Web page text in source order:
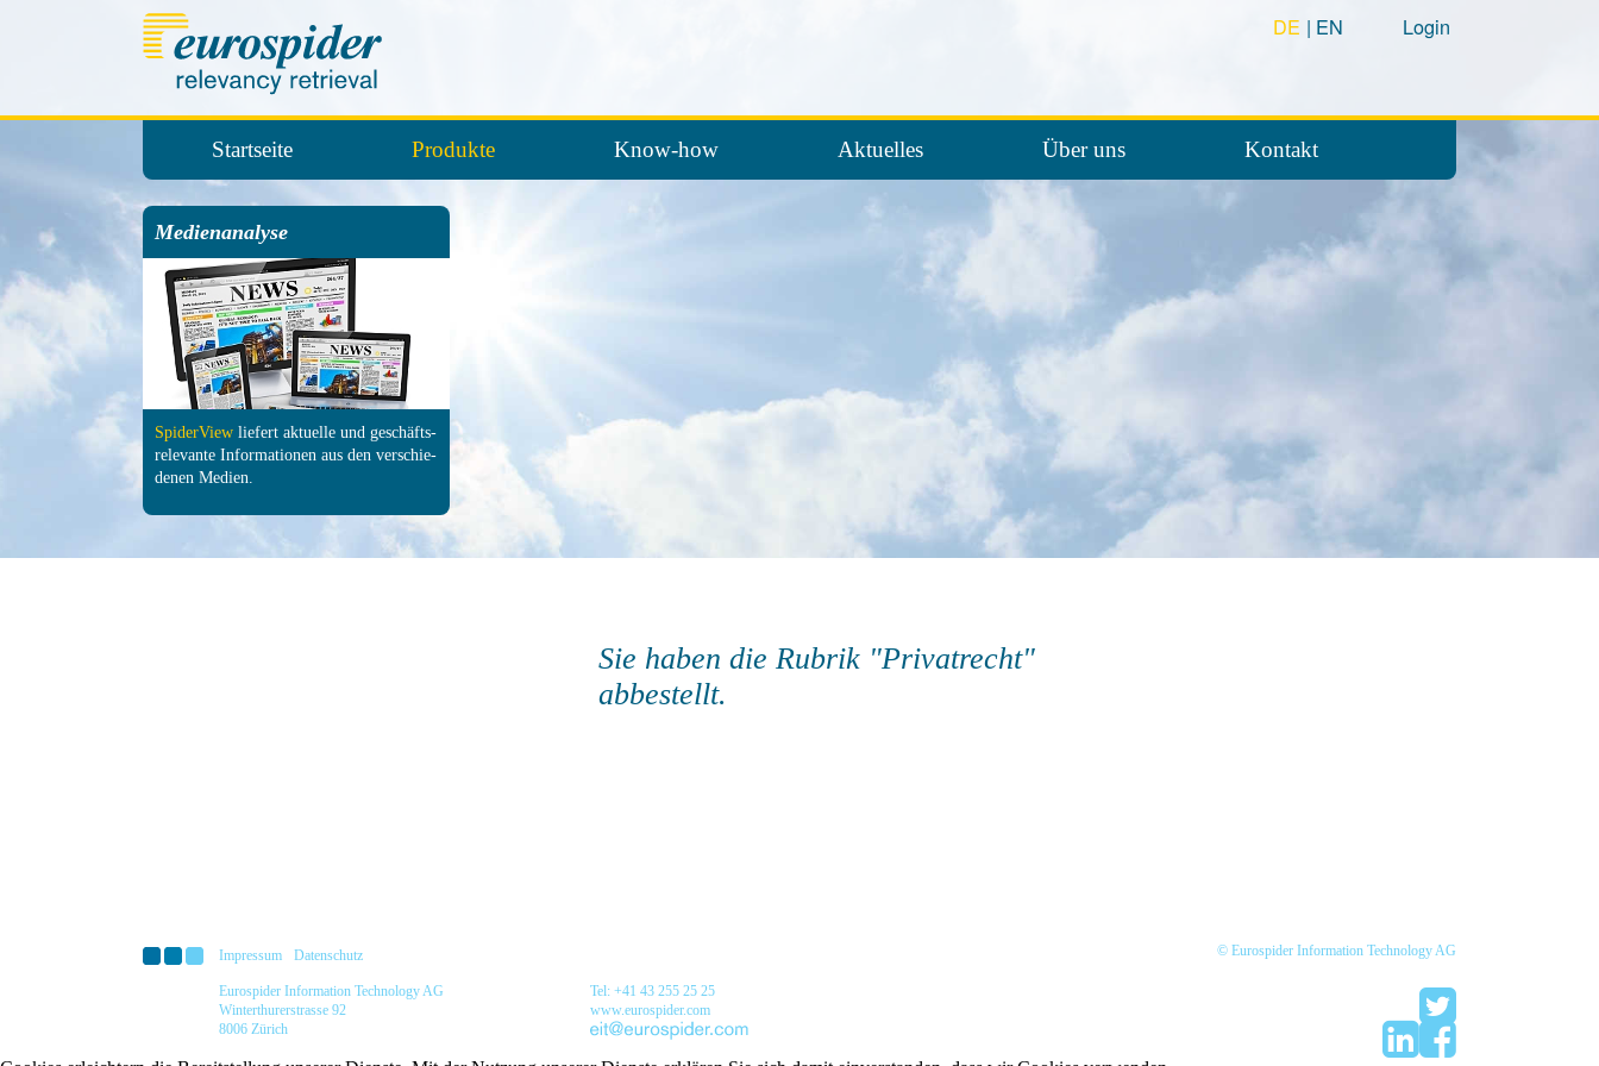
Login
DE EN
Startseite Produkte Know-how Aktuelles Über uns Kontakt
Medienanalyse
SpiderView liefert aktuelle und ge­schäfts­
relevante In­forma­tionen aus den ver­schie­
denen Medien.
Sie haben die Rubrik "Privatrecht"
abbestellt.
Impressum Datenschutz © Eurospider Information Technology AG
Eurospider Information Technology AG
Winterthurerstrasse 92
8006 Zürich
Tel: +41 43 255 25 25
www.eurospider.com